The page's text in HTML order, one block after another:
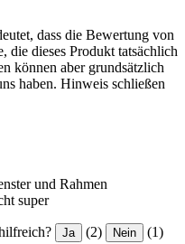
dass die Bewertung von
die dieses Produkt tatsächlich
können aber grundsätzlich
haben. Hinweis schließen
und Rahmen
super
Ja (2) Nein (1)